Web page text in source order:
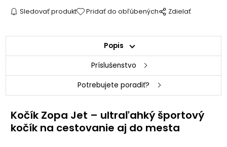
Sledovať produkt Pridať do obľúbených Zdielať
Popis
Príslušenstvo
Potrebujete poradiť?
Kočík Zopa Jet – ultraľahký športový
kočík na cestovanie aj do mesta